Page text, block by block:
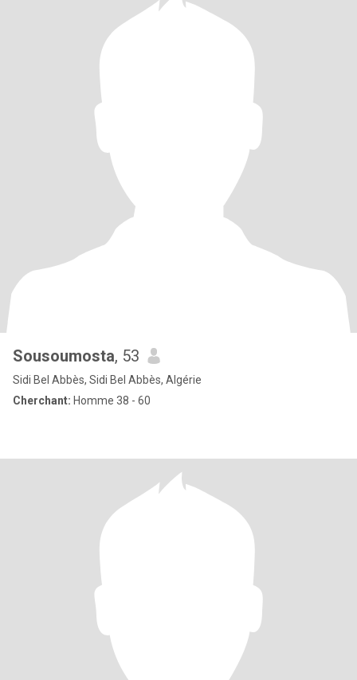
Sousoumosta, 53
Sidi Bel Abbès, Sidi Bel Abbès, Algérie
Cherchant: Homme 38 - 60